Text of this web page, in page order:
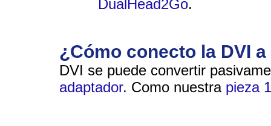
DualHead2Go.
¿Cómo conecto la DVI a
DVI se puede convertir
adaptador. Como nuestra pieza